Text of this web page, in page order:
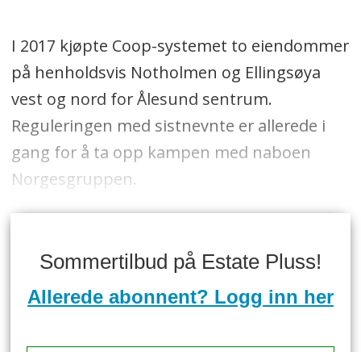
I 2017 kjøpte Coop-systemet to eiendommer
på henholdsvis Notholmen og Ellingsøya
vest og nord for Ålesund sentrum.
Reguleringen med sistnevnte er allerede i
gang for å ta opp kampen med naboen
Norgesgruppen.
Sommertilbud på Estate Pluss!
Allerede abonnent? Logg inn her